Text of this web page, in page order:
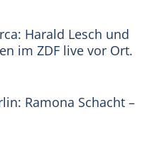
Harald Lesch und
im ZDF live vor Ort.
Ramona Schacht –